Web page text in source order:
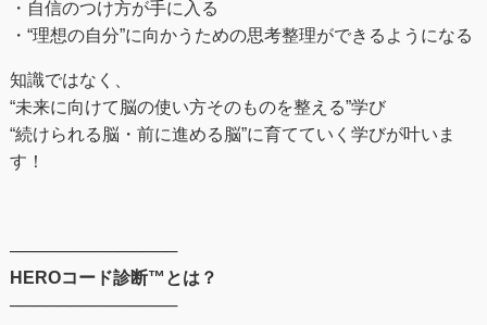
・自信のつけ方が手に入る
・“理想の自分”に向かうための思考整理ができるようになる
知識ではなく、
“未来に向けて脳の使い方そのものを整える”学び
“続けられる脳・前に進める脳”に育てていく学びが叶いま
す！
──────────────
HEROコード診断™とは？
──────────────